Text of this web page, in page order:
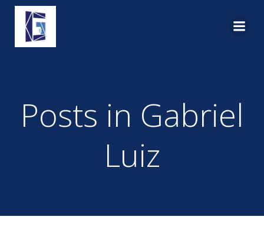
Posts in Gabriel
Luiz